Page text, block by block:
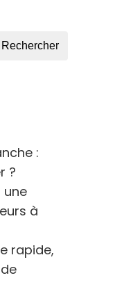
Rechercher
:
?
une
à
rapide,